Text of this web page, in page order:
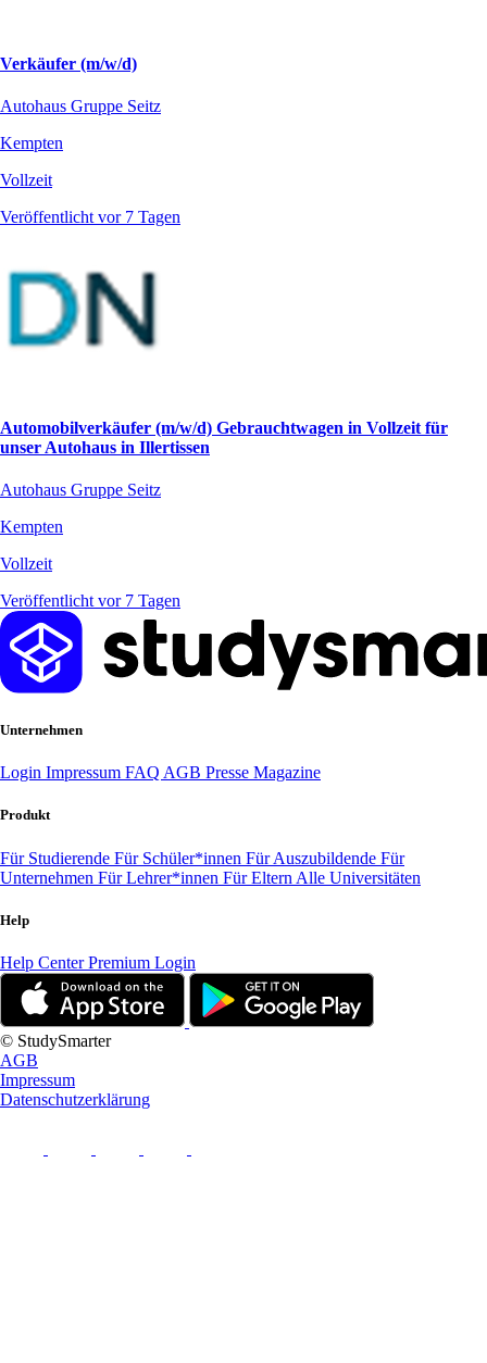
Verkäufer (m/w/d)
Autohaus Gruppe Seitz
Kempten
Vollzeit
Veröffentlicht vor 7 Tagen
Automobilverkäufer (m/w/d) Gebrauchtwagen in Vollzeit für
unser Autohaus in Illertissen
Autohaus Gruppe Seitz
Kempten
Vollzeit
Veröffentlicht vor 7 Tagen
Unternehmen
Login Impressum FAQ AGB Presse Magazine
Produkt
Für Studierende Für Schüler*innen Für Auszubildende Für
Unternehmen Für Lehrer*innen Für Eltern Alle Universitäten
Help
Help CenterPremium Login
© StudySmarter
AGB
Impressum
Datenschutzerklärung